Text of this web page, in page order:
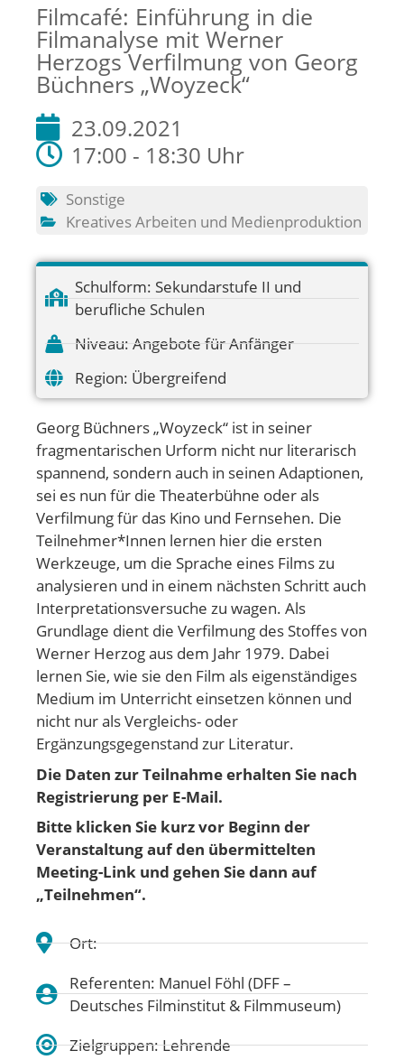
Filmcafé: Einführung in die
Filmanalyse mit Werner
Herzogs Verfilmung von Georg
Büchners „Woyzeck“
23.09.2021
17:00 - 18:30 Uhr
Sonstige
Kreatives Arbeiten und Medienproduktion
Schulform: Sekundarstufe II und
berufliche Schulen
Niveau: Angebote für Anfänger
Region: Übergreifend
Georg Büchners „Woyzeck“ ist in seiner
fragmentarischen Urform nicht nur literarisch
spannend, sondern auch in seinen Adaptionen,
sei es nun für die Theaterbühne oder als
Verfilmung für das Kino und Fernsehen. Die
Teilnehmer*Innen lernen hier die ersten
Werkzeuge, um die Sprache eines Films zu
analysieren und in einem nächsten Schritt auch
Interpretationsversuche zu wagen. Als
Grundlage dient die Verfilmung des Stoffes von
Werner Herzog aus dem Jahr 1979. Dabei
lernen Sie, wie sie den Film als eigenständiges
Medium im Unterricht einsetzen können und
nicht nur als Vergleichs- oder
Ergänzungsgegenstand zur Literatur.
Die Daten zur Teilnahme erhalten Sie nach
Registrierung per E-Mail.
Bitte klicken Sie kurz vor Beginn der
Veranstaltung auf den übermittelten
Meeting-Link und gehen Sie dann auf
„Teilnehmen“.
Ort:
Referenten: Manuel Föhl (DFF –
Deutsches Filminstitut & Filmmuseum)
Zielgruppen: Lehrende